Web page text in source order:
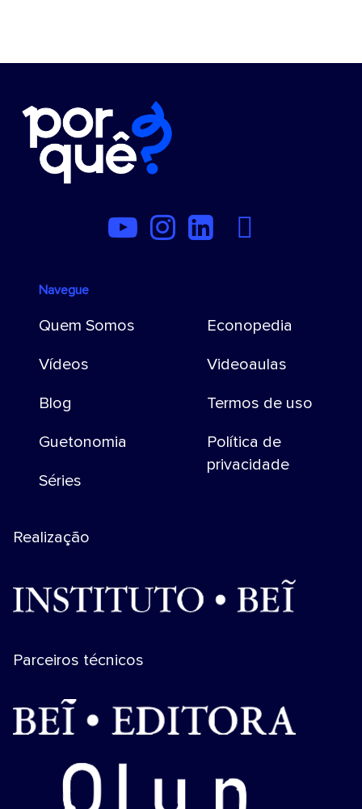
Navegue
Quem Somos
Vídeos
Blog
Guetonomia
Séries
Econopedia
Videoaulas
Termos de uso
Política de
privacidade
Realização
Parceiros técnicos